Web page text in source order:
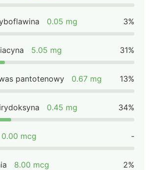
0.05 mg 3%
5.05 mg 31%
pantotenowy 0.67 mg 13%
0.45 mg 34%
0.00 mcg -
8.00 mcg 2%